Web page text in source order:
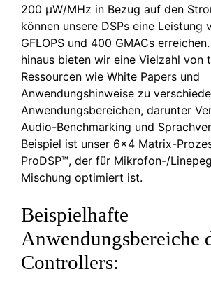
200 µW/MHz in Bezug auf den
können unsere DSPs eine Leistung
GFLOPS und 400 GMACs
hinaus bieten wir eine Vielzahl von
Ressourcen wie White Papers und
Anwendungshinweise zu
Anwendungsbereichen, darunter
Audio-Benchmarking und
Beispiel ist unser 6×4 Matrix-
ProDSP™, der für Mikrofon-/
Mischung optimiert ist.
Beispielhafte
Anwendungsbereiche
Controllers: